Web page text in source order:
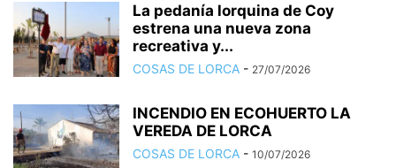
La pedanía lorquina de Coy
estrena una nueva zona
recreativa y...
COSAS DE LORCA - 27/07/2026
INCENDIO EN ECOHUERTO LA
VEREDA DE LORCA
COSAS DE LORCA - 10/07/2026